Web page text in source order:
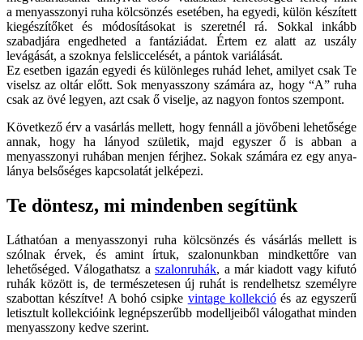
a menyasszonyi ruha kölcsönzés esetében, ha egyedi, külön készített
kiegészítőket és módosításokat is szeretnél rá. Sokkal inkább
szabadjára engedheted a fantáziádat. Értem ez alatt az uszály
levágását, a szoknya felsliccelését, a pántok variálását.
Ez esetben igazán egyedi és különleges ruhád lehet, amilyet csak Te
viselsz az oltár előtt. Sok menyasszony számára az, hogy “A” ruha
csak az övé legyen, azt csak ő viselje, az nagyon fontos szempont.
Következő érv a vasárlás mellett, hogy fennáll a jövőbeni lehetősége
annak, hogy ha lányod születik, majd egyszer ő is abban a
menyasszonyi ruhában menjen férjhez. Sokak számára ez egy anya-
lánya belsőséges kapcsolatát jelképezi.
Te döntesz, mi mindenben segítünk
Láthatóan a menyasszonyi ruha kölcsönzés és vásárlás mellett is
szólnak érvek, és amint írtuk, szalonunkban mindkettőre van
lehetőséged. Válogathatsz aszalonruhák, a már kiadott vagy kifutó
ruhák között is, de természetesen új ruhát is rendelhetsz személyre
szabottan készítve! A bohó csipke vintage kollekció és az egyszerű
letisztult kollekcióink legnépszerűbb modelljeiből válogathat minden
menyasszony kedve szerint.